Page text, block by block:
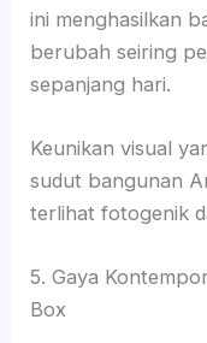
ini menghasilkan
berubah seiring
sepanjang hari.
Keunikan visual
sudut bangunan
terlihat fotogenik
5. Gaya
Box